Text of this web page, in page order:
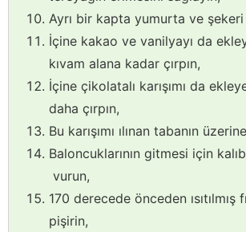
Ayrı bir kapta yumurta ve şekeri
İçine kakao ve vanilyayı da
kıvam alana kadar çırpın,
İçine çikolatalı karışımı da
daha çırpın,
Bu karışımı ılınan tabanın
Baloncuklarının gitmesi için
vurun,
170 derecede önceden ısıtılmış
pişirin,